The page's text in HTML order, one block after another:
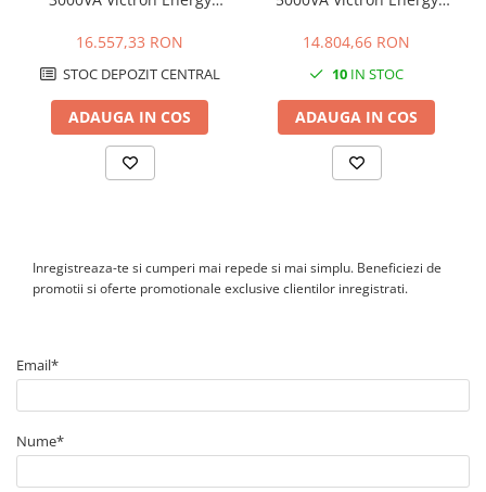
functionare in paralel sau in sisteme trifazate, precum si
monitorizare si control prin echipamente compatibile.
Poate alimenta consumatori sensibili?
Da. Furnizeaza tensiune sinusoidala de 230VAC, cu frecventa de
50Hz, fiind potrivit pentru o gama larga de consumatori
monofazati, in limitele de putere ale instalatiei.
16.557,33 RON
STOC DEPOZIT CENTRAL
ADAUGA IN COS
MPPT 250/100 GX
14.804,66 RON
10 IN STOC
ADAUGA IN COS
Inregistreaza-te si cumperi mai repede si mai simplu. Beneficiezi de
promotii si oferte promotionale exclusive clientilor inregistrati.
Email*
Nume*